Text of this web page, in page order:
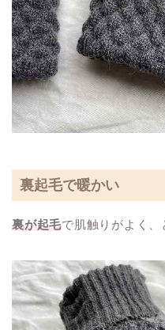
裏起毛で暖かい
裏が起毛で肌触りがよく、